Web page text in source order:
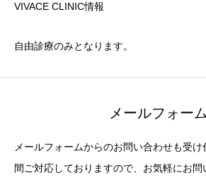
VIVACE CLINIC情報
自由診療のみとなります。
メールフォーム
メールフォームからのお問い合わせも受
間ご対応しておりますので、お気軽にお問